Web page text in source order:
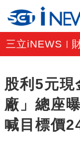
三立iNEWS
股利5元現
廠」總座
喊目標價